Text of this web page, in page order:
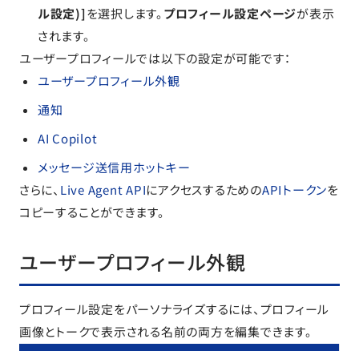
ル設定)]を選択します。プロフィール設定ページが表示
されます。
ユーザープロフィールでは以下の設定が可能です：
ユーザープロフィール外観
通知
AI Copilot
メッセージ送信用ホットキー
さらに、 Live Agent APIにアクセスするためのAPIトークンを
コピーすることができます。
ユーザープロフィール外観
プロフィール設定をパーソナライズするには、プロフィール
画像とトークで表示される名前の両方を編集できます。